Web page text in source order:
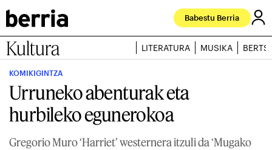
Babestu Berria
Kultura LITERATURA MUSIKA
KOMIKIGINTZA
Urruneko abenturak eta
hurbileko egunerokoa
Gregorio Muro ‘Harriet’ westernera itzuli da ‘Mugako